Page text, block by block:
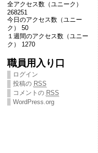
全アクセス数（ユニーク）
268251
今日のアクセス数（ユニー
ク） 50
１週間のアクセス数（ユニー
ク） 1270
職員用入り口
ログイン
投稿の RSS
コメントの RSS
WordPress.org